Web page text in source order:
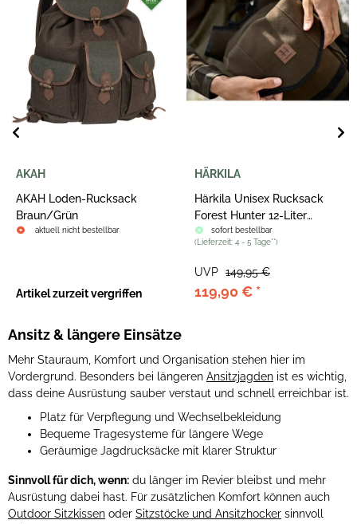
HÄRKILA
Härkila Unisex Rucksack
Forest Hunter 12-Liter
Hunting green ONE SIZE
sofort bestellbar
119,90 €*
FARM-LAND
Farm-Land Jagdrucksack
Bray
sofort bestellbar
( Lieferzeit: 1 - 2 Tage**)
87,90 €*
UVP 109,90 €
Ansitz & längere Einsätze
Mehr Stauraum, Komfort und Organisation stehen hier im
Vordergrund. Besonders bei längeren Ansitzjagden ist es wichtig,
dass deine Ausrüstung sauber verstaut und schnell erreichbar ist.
Platz für Verpflegung und Wechselbekleidung
Bequeme Tragesysteme für längere Wege
Geräumige Jagdrucksäcke mit klarer Struktur
Sinnvoll für dich, wenn: du länger im Revier bleibst und mehr
Ausrüstung dabei hast. Für zusätzlichen Komfort können auch
Outdoor Sitzkissen oder Sitzstöcke und Ansitzhocker sinnvoll